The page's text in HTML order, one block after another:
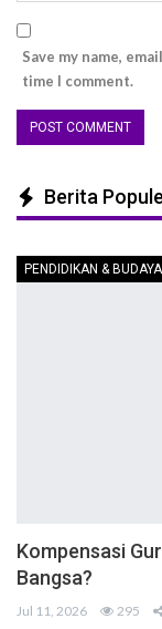
Save my name,
time I comment.
Berita
PENDIDIKAN & BUDAYA
Kompensasi
Bangsa?
Jul 11, 2026 295